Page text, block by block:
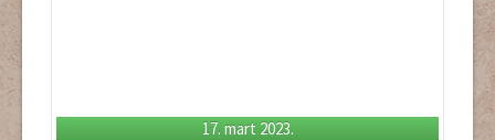
17. mart 2023.